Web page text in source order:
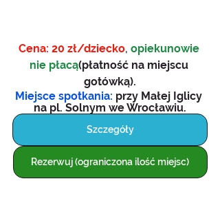
Cena: 20 zł/dziecko, opiekunowie
nie płacą(płatność na miejscu
gotówką).
Miejsce spotkania: przy Małej Iglicy
na pl. Solnym we Wrocławiu.
Szczegóły
Rezerwuj (ograniczona ilość miejsc)